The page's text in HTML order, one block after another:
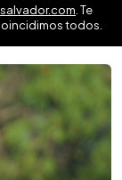
. Te
todos.